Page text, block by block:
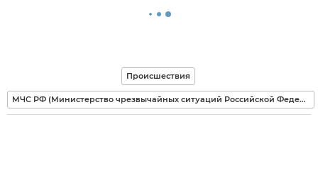
Происшествия
МЧС РФ (Министерство чрезвычайных ситуаций Российской Федерации)